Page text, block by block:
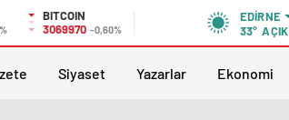
BITCOIN
3069970 -0,60%
EDIRNE
33° AÇIK
Siyaset Yazarlar Ekonomi